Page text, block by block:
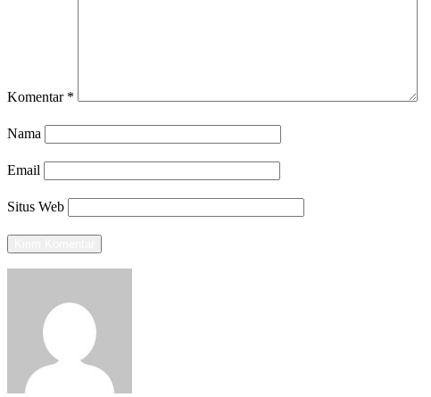
Komentar *
Nama
Email
Situs Web